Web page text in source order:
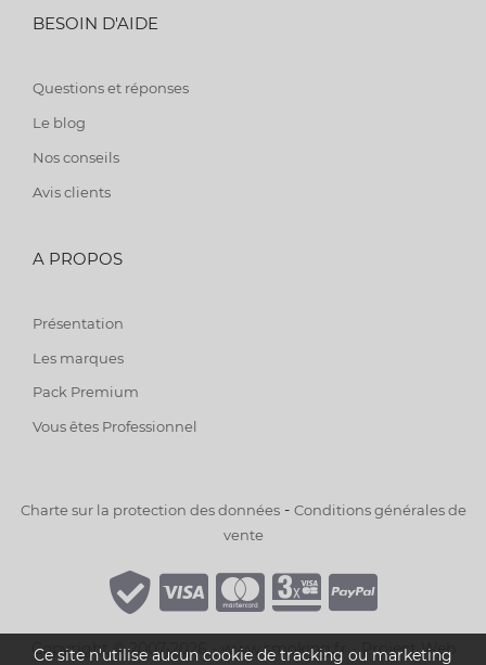
BESOIN D'AIDE
Questions et réponses
Le blog
Nos conseils
Avis clients
A PROPOS
Présentation
Les marques
Pack Premium
Vous êtes Professionnel
Charte sur la protection des données- Conditions générales de
vente
Copyright © 2007-2026 - www.smoking.fr -Project Web
Ce site n'utilise aucun cookie de tracking ou marketing